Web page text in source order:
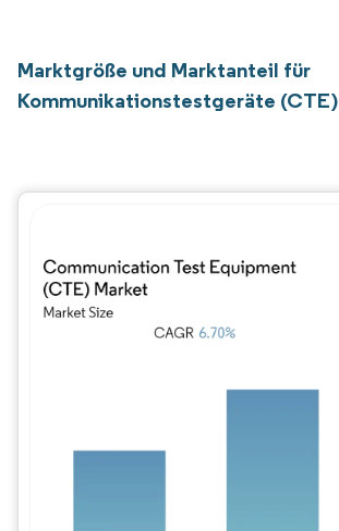
Marktgröße und Marktanteil für
Kommunikationstestgeräte (CTE)